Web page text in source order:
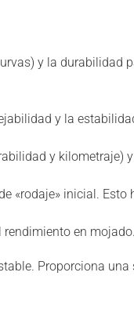
y la durabilidad
y la
y kilometraje)
«rodaje» inicial. Esto
en mojado.
Proporciona una